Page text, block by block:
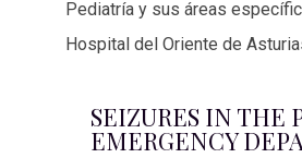
Pediatría y sus áreas
Hospital del Oriente de
SEIZURES IN THE
EMERGENCY